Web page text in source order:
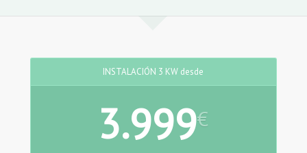
INSTALACIÓN 3 KW desde
3.999€